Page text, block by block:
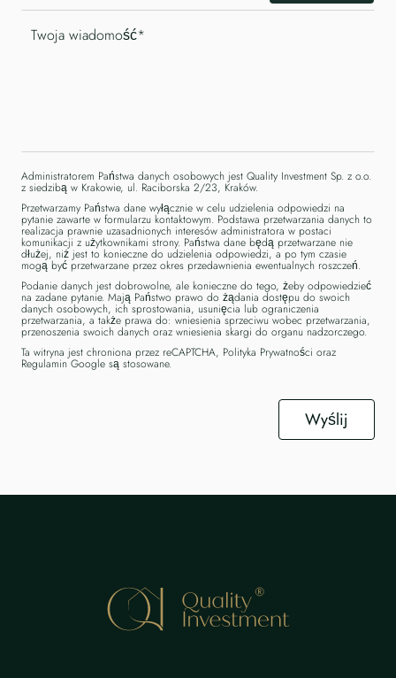
Administratorem Państwa danych osobowych jest Quality Investment Sp. z o.o.
z siedzibą w Krakowie, ul. Raciborska 2/23, Kraków.
Przetwarzamy Państwa dane wyłącznie w celu udzielenia odpowiedzi na
pytanie zawarte w formularzu kontaktowym. Podstawa przetwarzania danych to
realizacja prawnie uzasadnionych interesów administratora w postaci
komunikacji z użytkownikami strony. Państwa dane będą przetwarzane nie
dłużej, niż jest to konieczne do udzielenia odpowiedzi, a po tym czasie
mogą być przetwarzane przez okres przedawnienia ewentualnych roszczeń.
Podanie danych jest dobrowolne, ale konieczne do tego, żeby odpowiedzieć
na zadane pytanie. Mają Państwo prawo do żądania dostępu do swoich
danych osobowych, ich sprostowania, usunięcia lub ograniczenia
przetwarzania, a także prawa do: wniesienia sprzeciwu wobec przetwarzania,
przenoszenia swoich danych oraz wniesienia skargi do organu nadzorczego.
Ta witryna jest chroniona przez reCAPTCHA, Polityka Prywatności oraz
Regulamin Google są stosowane.